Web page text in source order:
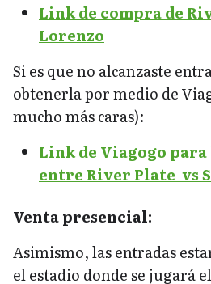
Link de compra de
Lorenzo
Si es que no alcanzaste
obtenerla por medio de
mucho más caras):
Link de Viagogo
entre River Plate vs
Venta presencial:
Asimismo, las entradas
el estadio donde se jugará